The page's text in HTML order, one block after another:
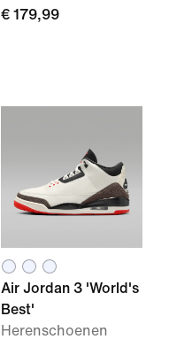
€ 179,99
Air Jordan 3 'World's
Best'
Herenschoenen